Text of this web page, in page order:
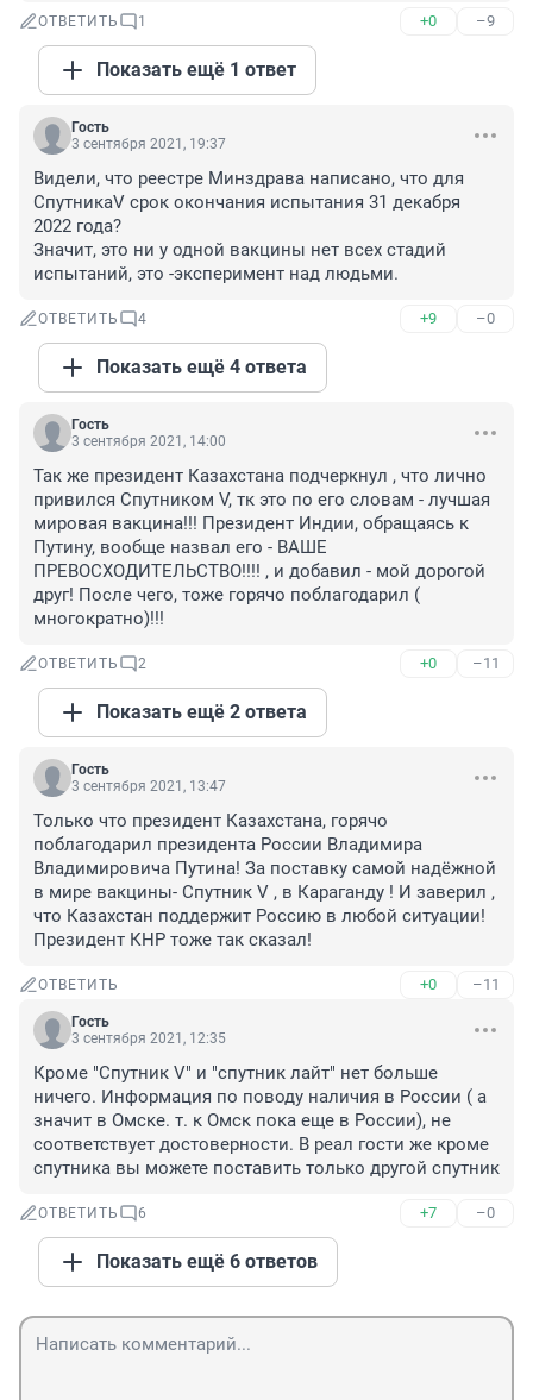
ОТВЕТИТЬ 1 +0 –9
Показать ещё 1 ответ
Гость
3 сентября 2021, 19:37
Видели, что реестре Минздрава написано, что для
СпутникаV срок окончания испытания 31 декабря
2022 года?
Значит, это ни у одной вакцины нет всех стадий
испытаний, это -эксперимент над людьми.
ОТВЕТИТЬ 4 +9 –0
Показать ещё 4 ответа
Гость
3 сентября 2021, 14:00
Так же президент Казахстана подчеркнул , что лично
привился Спутником V, тк это по его словам - лучшая
мировая вакцина!!! Президент Индии, обращаясь к
Путину, вообще назвал его - ВАШЕ
ПРЕВОСХОДИТЕЛЬСТВО!!!! , и добавил - мой дорогой
друг! После чего, тоже горячо поблагодарил (
многократно)!!!
ОТВЕТИТЬ 2 +0 –11
Показать ещё 2 ответа
Гость
3 сентября 2021, 13:47
Только что президент Казахстана, горячо
поблагодарил президента России Владимира
Владимировича Путина! За поставку самой надёжной
в мире вакцины- Спутник V , в Караганду ! И заверил ,
что Казахстан поддержит Россию в любой ситуации!
Президент КНР тоже так сказал!
ОТВЕТИТЬ +0 –11
Гость
3 сентября 2021, 12:35
Кроме "Спутник V" и "спутник лайт" нет больше
ничего. Информация по поводу наличия в России ( а
значит в Омске. т. к Омск пока еще в России), не
соответствует достоверности. В реал гости же кроме
спутника вы можете поставить только другой спутник
ОТВЕТИТЬ 6 +7 –0
Показать ещё 6 ответов